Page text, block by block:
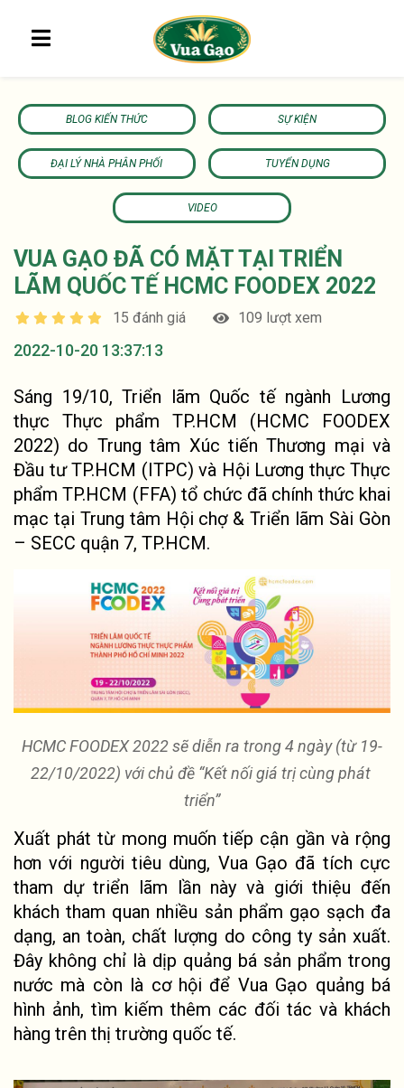
BLOG KIẾN THỨC SỰ KIỆN
ĐẠI LÝ NHÀ PHÂN PHỐI TUYỂN DỤNG
VIDEO
VUA GẠO ĐÃ CÓ MẶT TẠI TRIỂN
LÃM QUỐC TẾ HCMC FOODEX 2022
15 đánh giá 109 lượt xem
2022-10-20 13:37:13
Sáng 19/10, Triển lãm Quốc tế ngành Lương
thực Thực phẩm TP.HCM (HCMC FOODEX
2022) do Trung tâm Xúc tiến Thương mại và
Đầu tư TP.HCM (ITPC) và Hội Lương thực Thực
phẩm TP.HCM (FFA) tổ chức đã chính thức khai
mạc tại Trung tâm Hội chợ & Triển lãm Sài Gòn
– SECC quận 7, TP.HCM.
HCMC FOODEX 2022 sẽ diễn ra trong 4 ngày (từ 19-
22/10/2022) với chủ đề “Kết nối giá trị cùng phát
triển”
Xuất phát từ mong muốn tiếp cận gần và rộng
hơn với người tiêu dùng, Vua Gạo đã tích cực
tham dự triển lãm lần này và giới thiệu đến
khách tham quan nhiều sản phẩm gạo sạch đa
dạng, an toàn, chất lượng do công ty sản xuất.
Đây không chỉ là dịp quảng bá sản phẩm trong
nước mà còn là cơ hội để Vua Gạo quảng bá
hình ảnh, tìm kiếm thêm các đối tác và khách
hàng trên thị trường quốc tế.